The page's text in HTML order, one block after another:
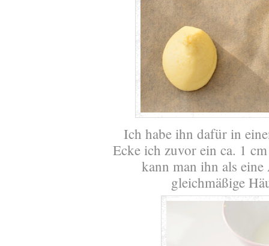
Ich habe ihn dafür in
Ecke ich zuvor ein ca. 1
kann man ihn als
gleichmäßige